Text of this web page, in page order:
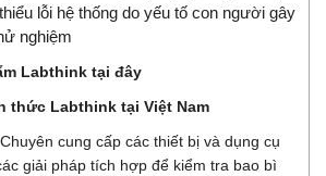
lỗi hệ thống do yếu tố con người gây
nghiệm
Labthink tại đây
thức Labthink tại Việt Nam
cung cấp các thiết bị và dụng cụ
giải pháp tích hợp để kiểm tra bao bì